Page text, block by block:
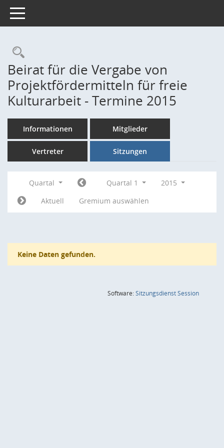
Toggle navigation
Rechercheauswahl
Beirat für die Vergabe von
Projektfördermitteln für freie
Kulturarbeit - Termine 2015
Informationen Mitglieder
Vertreter Sitzungen
Quartal Quartal 1
2015
Aktuell
Gremium auswählen
Keine Daten gefunden.
Software:SitzungsdienstSession(Wird in